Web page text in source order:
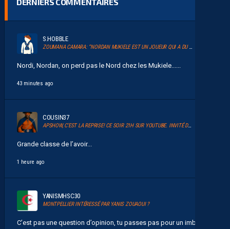
S.HOBBLE
ZOUMANA CAMARA: “NORDAN MUKIELE EST UN JOUEUR QUI A DU TALENT”
Nordi, Nordan, on perd pas le Nord chez les Mukiele......
43 minutes ago
COUSIN37
APSHOW, C’EST LA REPRISE! CE SOIR 21H SUR YOUTUBE. INVITÉ DAVID GLUZMAN DE L’AFTER FOOT.
Grande classe de l’avoir...
1 heure ago
YANISMHSC30
MONTPELLIER INTÉRESSÉ PAR YANIS ZOUAOUI ?
C’est pas une question d’opinion, tu passes pas pour un imbecile